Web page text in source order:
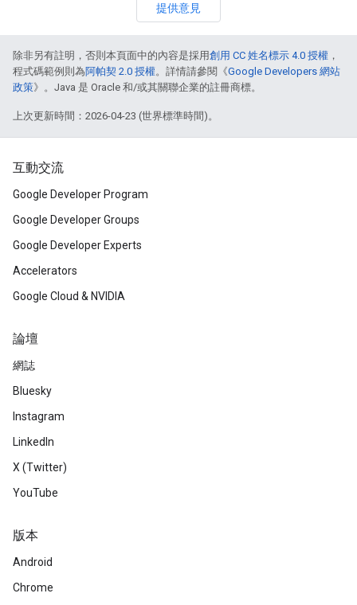
提供意見
除非另有註明，否則本頁面中的內容是採用創用 CC 姓名標示 4.0 授權 ，
程式碼範例則為阿帕契 2.0 授權。詳情請參閱《Google Developers 網站
政策》。Java 是 Oracle 和/或其關聯企業的註冊商標。
上次更新時間：2026-04-23 (世界標準時間)。
互動交流
Google Developer Program
Google Developer Groups
Google Developer Experts
Accelerators
Google Cloud & NVIDIA
論壇
網誌
Bluesky
Instagram
LinkedIn
X (Twitter)
YouTube
版本
Android
Chrome